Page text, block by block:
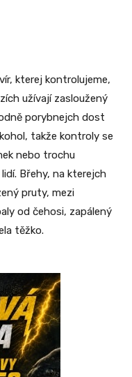
kterej kontrolujeme,
užívají zasloužený
porybnejch dost
takže kontroly se
nebo trochu
Břehy, na kterejch
pruty, mezi
od čehosi, zapálený
těžko.